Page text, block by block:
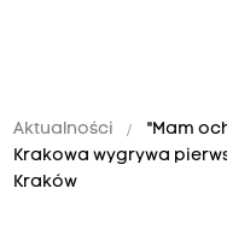
Aktualności
"Mam
Krakowa wygrywa
Kraków